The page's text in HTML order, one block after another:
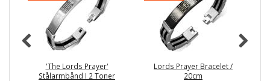
'The Lords Prayer'
Stålarmbånd I 2 Toner
Lords Prayer Bracelet /
20cm